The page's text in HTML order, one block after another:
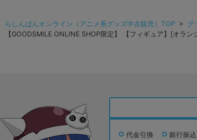
らしんばんオンライン（アニメ系グッズ中古販売）TOP > グ
【GOODSMILE ONLINE SHOP限定】 【フィギュア】[オラン
代金引換 銀行振込